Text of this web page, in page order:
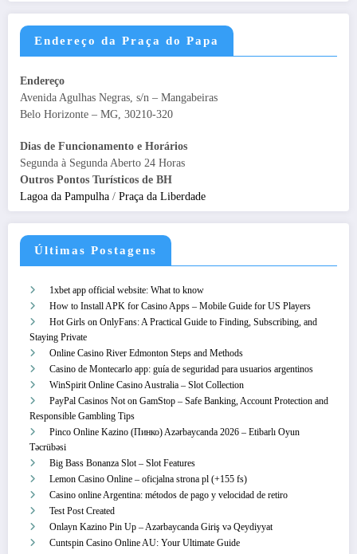
Endereço da Praça do Papa
Endereço
Avenida Agulhas Negras, s/n – Mangabeiras
Belo Horizonte – MG, 30210-320
Dias de Funcionamento e Horários
Segunda à Segunda Aberto 24 Horas
Outros Pontos Turísticos de BH
Lagoa da Pampulha / Praça da Liberdade
Últimas Postagens
1xbet app official website: What to know
How to Install APK for Casino Apps – Mobile Guide for US Players
Hot Girls on OnlyFans: A Practical Guide to Finding, Subscribing, and
Staying Private
Online Casino River Edmonton Steps and Methods
Casino de Montecarlo app: guía de seguridad para usuarios argentinos
WinSpirit Online Casino Australia – Slot Collection
PayPal Casinos Not on GamStop – Safe Banking, Account Protection and
Responsible Gambling Tips
Pinco Online Kazino (Пинко) Azərbaycanda 2026 – Etibarlı Oyun
Təcrübəsi
Big Bass Bonanza Slot – Slot Features
Lemon Casino Online – oficjalna strona pl (+155 fs)
Casino online Argentina: métodos de pago y velocidad de retiro
Test Post Created
Onlayn Kazino Pin Up – Azərbaycanda Giriş və Qeydiyyat
Cuntspin Casino Online AU: Your Ultimate Guide